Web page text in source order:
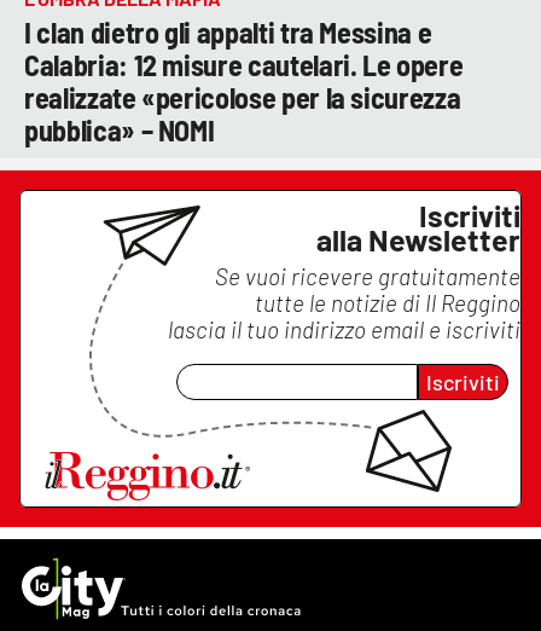
I clan dietro gli appalti tra Messina e
Calabria: 12 misure cautelari. Le opere
realizzate «pericolose per la sicurezza
pubblica» – NOMI
Iscriviti
alla Newsletter
Se vuoi ricevere gratuitamente
tutte le notizie di Il Reggino
lascia il tuo indirizzo email e iscriviti
Iscriviti